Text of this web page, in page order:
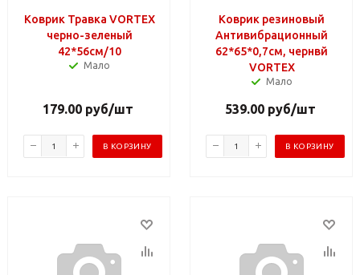
Коврик Травка VORTEX
черно-зеленый
42*56см/10
Мало
179.00руб/шт
В КОРЗИНУ
Коврик резиновый
Антивибрационный
62*65*0,7см, чернвй
VORTEX
Мало
539.00руб/шт
В КОРЗИНУ